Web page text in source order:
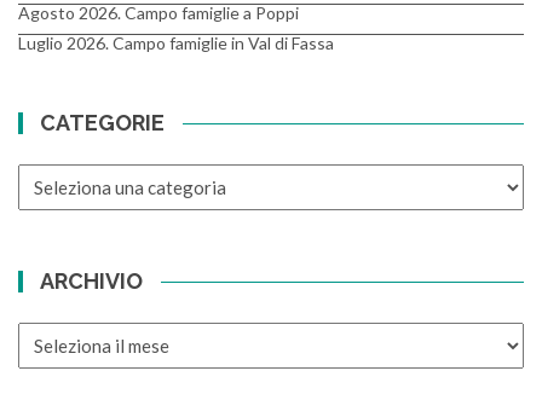
Agosto 2026. Campo famiglie a Poppi
Luglio 2026. Campo famiglie in Val di Fassa
CATEGORIE
ARCHIVIO